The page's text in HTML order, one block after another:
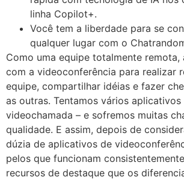
linha Copilot+.
Você tem a liberdade para se
qualquer lugar com o
Como uma equipe totalmente remota,
com a videoconferência para realizar
equipe, compartilhar idéias e fazer
as outras. Tentamos vários aplicativos
videochamada – e sofremos muitas
qualidade. E assim, depois de
dúzia de aplicativos de
pelos que funcionam
recursos de destaque que os